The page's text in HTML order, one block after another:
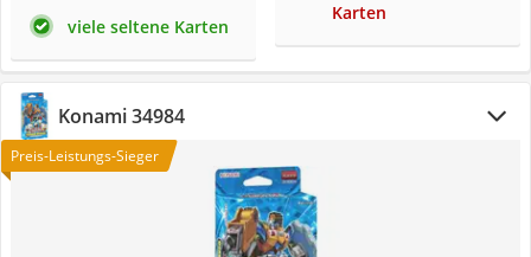
viele seltene Karten
Karten
Konami 34984
Preis-Leistungs-Sieger